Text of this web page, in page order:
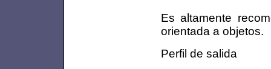
Es altamente
orientada a objetos.
Perfil de salida